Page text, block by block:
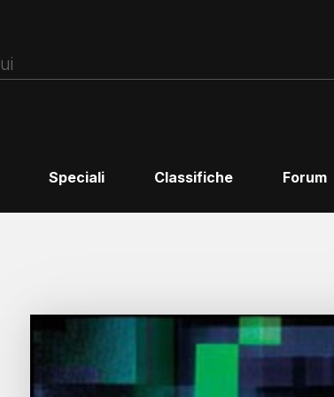
Speciali Classifiche Forum